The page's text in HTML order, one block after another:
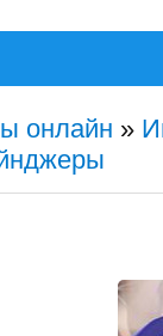
онлайн »